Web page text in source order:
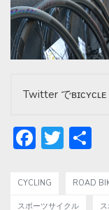
Twitter でʙɪᴄʏᴄʟᴇ
CYCLING ROAD
スポーツサイクル